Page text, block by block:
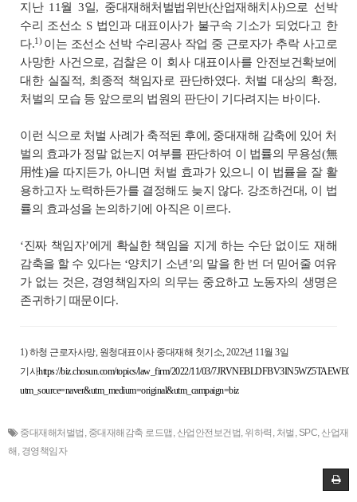
지난 11월 3일, 중대재해처벌법위반(산업재해치사)으로 선박
수리 조선소 S 법인과 대표이사가 불구속 기소가 되었다고 한
다.​1) 이는 조선소 선박 수리공사 작업 중 근로자가 추락 사고로
사망한 사건으로, 검찰은 이 회사 대표이사를 안전보건확보에
대한 실질적, 최종적 책임자로 판단하였다. 처벌 대상의 확정,
처벌의 모습 등 앞으로의 법원의 판단이 기다려지는 바이다.
이런 식으로 처벌 사례가 축적된 후에, 중대재해 감축에 있어 처
벌의 효과가 정말 없는지 여부를 판단하여 이 법률의 무용성(無
用性)을 따지든가, 아니면 처벌 효과가 있으니 이 법률을 잘 활
용하고자 노력하든가를 결정해도 늦지 않다. 강조하건대, 이 법
률의 효과성을 논의하기에 아직은 이르다.
‘진짜 책임자’에게 확실한 책임을 지게 하는 수단 없이도 재해
감축을 할 수 있다는 ‘양치기 소년’의 말을 한 번 더 믿어줄 여유
가 없는 것은, 경영책임자의 의무는 중요하고 노동자의 생명은
존귀하기 때문이다.
1)하청 근로자사망, 원청대표이사 중대재해 첫기소, 2022년 11월 3일
기사https://biz.chosun.com/topics/law_firm/2022/11/03/
utm_source=naver&utm_medium=original&utm_campaign=biz
중대재해처벌법 , 중대재해감축 로드맵 , 산업안전보건법, 위하력 , 처벌 , SPC, 산업재
해 , 경영책임자